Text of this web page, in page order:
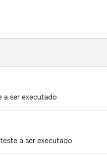
a ser executado
a ser executado